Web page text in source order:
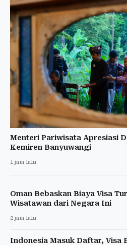
Menteri Pariwisata Apresiasi
Kemiren Banyuwangi
1 jam lalu
Oman Bebaskan Biaya Visa
Wisatawan dari Negara Ini
2 jam lalu
Indonesia Masuk Daftar, Visa